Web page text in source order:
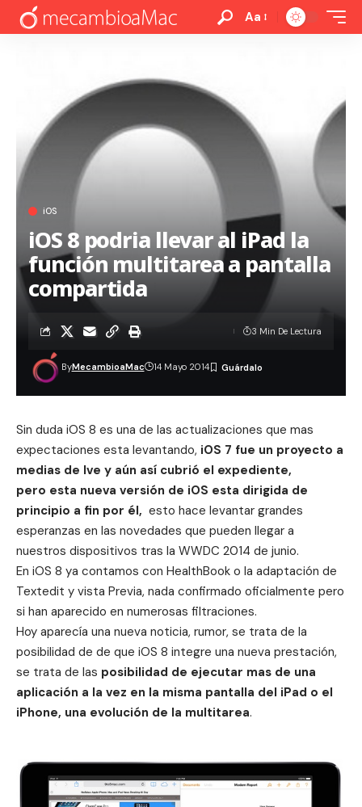
Aa
iOS
iOS 8 podria llevar al iPad la
función multitarea a pantalla
compartida
ByMecambioaMac 14 Mayo 2014
3 Min De Lectura
Sin duda iOS 8 es una de las actualizaciones que mas
expectaciones esta levantando, iOS 7 fue un proyecto a
medias de Ive y aún así cubrió el expediente,
pero esta nueva versión de iOS esta dirigida de
principio a fin por él, esto hace levantar grandes
esperanzas en las novedades que pueden llegar a
nuestros dispositivos tras la WWDC 2014 de junio.
En iOS 8 ya contamos con HealthBook o la adaptación de
Textedit y vista Previa, nada confirmado oficialmente pero
si han aparecido en numerosas filtraciones.
Hoy aparecía una nueva noticia, rumor, se trata de la
posibilidad de de que iOS 8 integre una nueva prestación,
se trata de las posibilidad de ejecutar mas de una
aplicación a la vez en la misma pantalla del iPad o el
iPhone, una evolución de la multitarea.